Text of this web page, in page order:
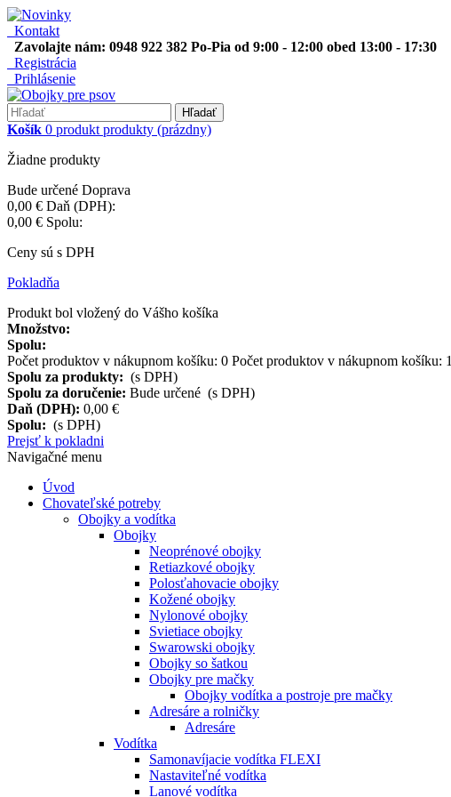
Kontakt
Zavolajte nám: 0948 922 382 Po-Pia od 9:00 - 12:00 obed 13:00 - 17:30
Registrácia
Prihlásenie
Hľadať
Košík 0 produkt produkty (prázdny)
Žiadne produkty
Bude určené Doprava
0,00 € Daň (DPH):
0,00 € Spolu:
Ceny sú s DPH
Pokladňa
Produkt bol vložený do Vášho košíka
Množstvo:
Spolu:
Počet produktov v nákupnom košíku: 0 Počet produktov v nákupnom košíku: 1
Spolu za produkty: (s DPH)
Spolu za doručenie: Bude určené (s DPH)
Daň (DPH): 0,00 €
Spolu: (s DPH)
Prejsť k pokladni
Navigačné menu
Úvod
Chovateľské potreby
Obojky a vodítka
Obojky
Neoprénové obojky
Retiazkové obojky
Polosťahovacie obojky
Kožené obojky
Nylonové obojky
Svietiace obojky
Swarowski obojky
Obojky so šatkou
Obojky pre mačky
Obojky vodítka a postroje pre mačky
Adresáre a rolničky
Adresáre
Vodítka
Samonavíjacie vodítka FLEXI
Nastaviteľné vodítka
Lanové vodítka